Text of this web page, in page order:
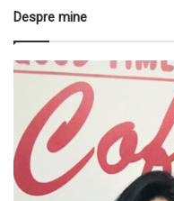
Despre mine